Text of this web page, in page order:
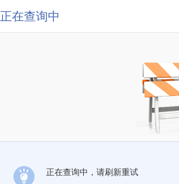
正在查询中
正在查询中，请刷新重试